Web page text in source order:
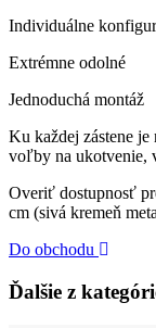
Individuálne
Extrémne odolné
Jednoduchá montáž
Ku každej zástene
voľby na ukotvenie,
Overiť dostupnosť
cm (sivá kremeň
Do obchodu
Ďalšie z